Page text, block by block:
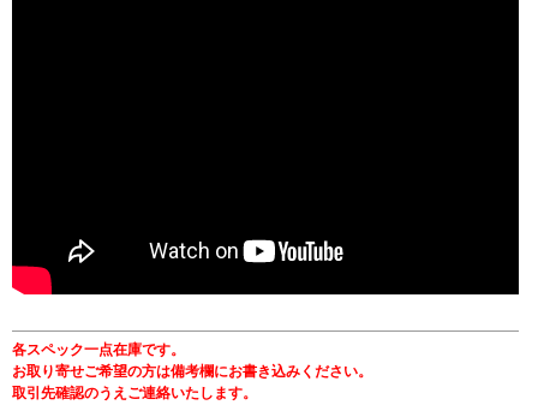
各スペック一点在庫です。
お取り寄せご希望の方は備考欄にお書き込みください。
取引先確認のうえご連絡いたします。